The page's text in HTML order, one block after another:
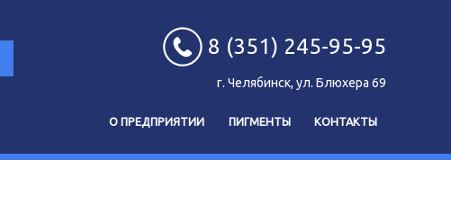
8 (351) 245-95-95
г. Челябинск, ул. Блюхера 69
О ПРЕДПРИЯТИИ ПИГМЕНТЫ КОНТАКТЫ